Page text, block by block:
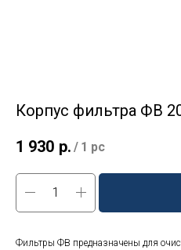
Корпус фильтра ФВ
1 930 р. / 1 pc
Фильтры ФВ предназначены для